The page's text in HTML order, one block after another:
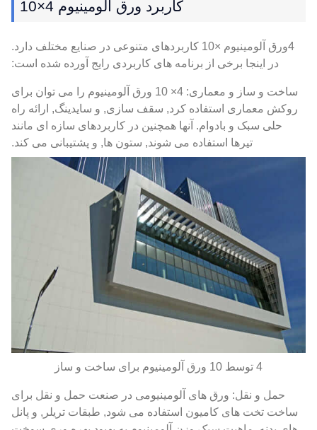
کاربرد ورق آلومینیوم 4×10
4ورق آلومینیوم ×10 کاربردهای متنوعی در صنایع مختلف دارد.
در اینجا برخی از برنامه های کاربردی رایج آورده شده است:
ساخت و ساز و معماری: 4× 10 ورق آلومینیوم را می توان برای
روکش معماری استفاده کرد, سقف سازی, و سایدینگ, ارائه راه
حلی سبک و بادوام. آنها همچنین در کاربردهای سازه ای مانند
تیرها استفاده می شوند, ستون ها, و پشتیبانی می کند.
4 توسط 10 ورق آلومینیوم برای ساخت و ساز
حمل و نقل: ورق های آلومینیومی در صنعت حمل و نقل برای
ساخت تخت های کامیون استفاده می شود, طبقات تریلر, و پانل